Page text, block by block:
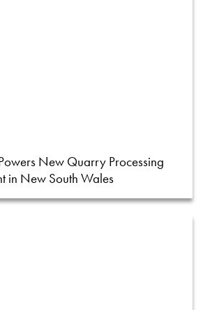
New Quarry Processing
in New South Wales